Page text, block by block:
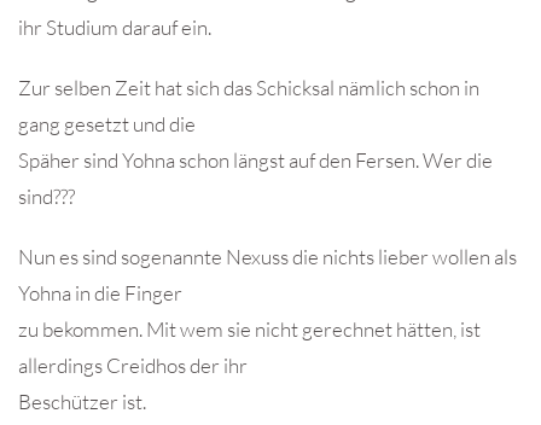
ihr Studium darauf ein.
Zur selben Zeit hat sich das Schicksal nämlich schon in
gang gesetzt und die
Späher sind Yohna schon längst auf den Fersen. Wer die
sind???
Nun es sind sogenannte Nexuss die nichts lieber wollen als
Yohna in die Finger
zu bekommen. Mit wem sie nicht gerechnet hätten, ist
allerdings Creidhos der ihr
Beschützer ist.